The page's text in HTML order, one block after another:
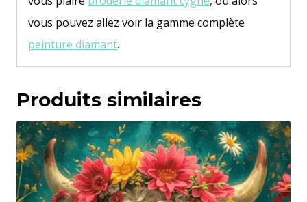
vous pouvez allez voir la gamme complète
peinture diamant.
Produits similaires